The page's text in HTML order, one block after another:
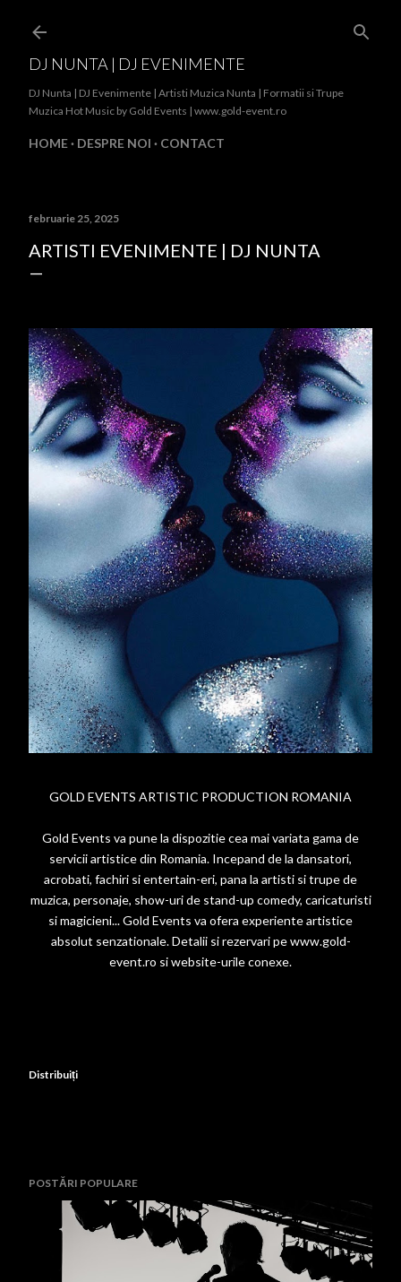
DJ NUNTA | DJ EVENIMENTE
DJ Nunta | DJ Evenimente | Artisti Muzica Nunta | Formatii si Trupe
Muzica Hot Music by Gold Events | www.gold-event.ro
HOME DESPRE NOI CONTACT
februarie 25, 2025
ARTISTI EVENIMENTE | DJ NUNTA
GOLD EVENTS ARTISTIC PRODUCTION ROMANIA
Gold Events va pune la dispozitie cea mai variata gama de
servicii artistice din Romania. Incepand de la dansatori,
acrobati, fachiri si entertain-eri, pana la artisti si trupe de
muzica, personaje, show-uri de stand-up comedy, caricaturisti
si magicieni... Gold Events va ofera experiente artistice
absolut senzationale. Detalii si rezervari pewww.gold-
event.ro si website-urile conexe.
Distribuiți
POSTĂRI POPULARE